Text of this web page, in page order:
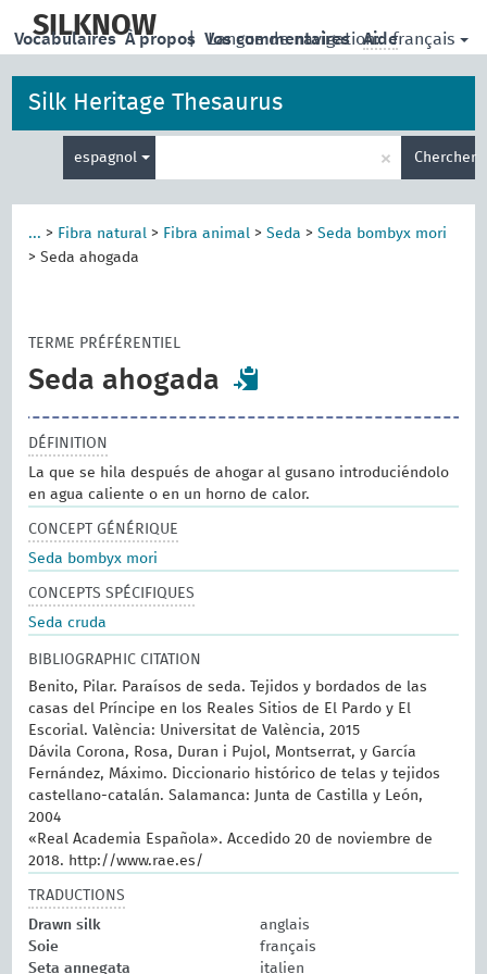
main
SILKNOW | Langue de navigation: français
Vocabulaires À propos Vos commentaires Aide
Silk Heritage Thesaurus
espagnol
de
recherche
× Chercher
... > Fibra natural > Fibra animal >Seda >Seda bombyx mori
>Seda ahogada
TERME PRÉFÉRENTIEL
Seda ahogada
DÉFINITION
La que se hila después de ahogar al gusano introduciéndolo
en agua caliente o en un horno de calor.
CONCEPT GÉNÉRIQUE
Seda bombyx mori
CONCEPTS SPÉCIFIQUES
Seda cruda
BIBLIOGRAPHIC CITATION
Benito, Pilar. Paraísos de seda. Tejidos y bordados de las
casas del Príncipe en los Reales Sitios de El Pardo y El
Escorial. València: Universitat de València, 2015
Dávila Corona, Rosa, Duran i Pujol, Montserrat, y García
Fernández, Máximo. Diccionario histórico de telas y tejidos
castellano-catalán. Salamanca: Junta de Castilla y León,
2004
«Real Academia Española». Accedido 20 de noviembre de
2018. http://www.rae.es/
TRADUCTIONS
Drawn silk
anglais
Soie
français
Seta annegata
italien